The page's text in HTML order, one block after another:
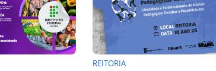
REITORIA